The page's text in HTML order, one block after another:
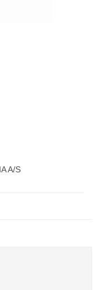
A/S